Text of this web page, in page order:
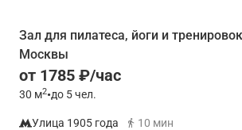
Зал для пилатеса, йоги и
Москвы
от 1785 ₽/час
30 м2•до 5 чел.
Улица 1905 года
10 мин